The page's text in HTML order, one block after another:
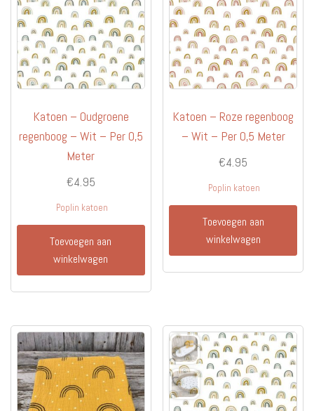
gekozen
worden
op
de
productpagina
op
de
Katoen – Oudgroene
regenboog – Wit – Per 0,5
Meter
€4.95
Poplin katoen
Toevoegen aan
winkelwagen
Katoen – Roze regenboog
– Wit – Per 0,5 Meter
€4.95
Poplin katoen
Toevoegen aan
winkelwagen